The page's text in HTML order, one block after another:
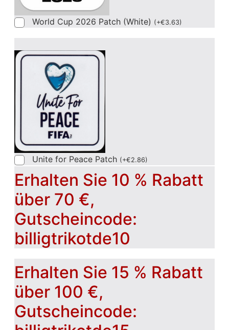
World Cup 2026 Patch (White) (+€3.63)
Unite for Peace Patch (+€2.86)
Erhalten Sie 10 % Rabatt
über 70 €,
Gutscheincode:
billigtrikotde10
Erhalten Sie 15 % Rabatt
über 100 €,
Gutscheincode: